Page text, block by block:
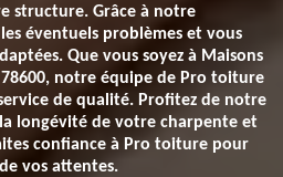
structure. Grâce à notre
éventuels problèmes et vous
Que vous soyez à Maisons
notre équipe de Pro toiture
de qualité. Profitez de notre
longévité de votre charpente et
confiance à Pro toiture pour
vos attentes.